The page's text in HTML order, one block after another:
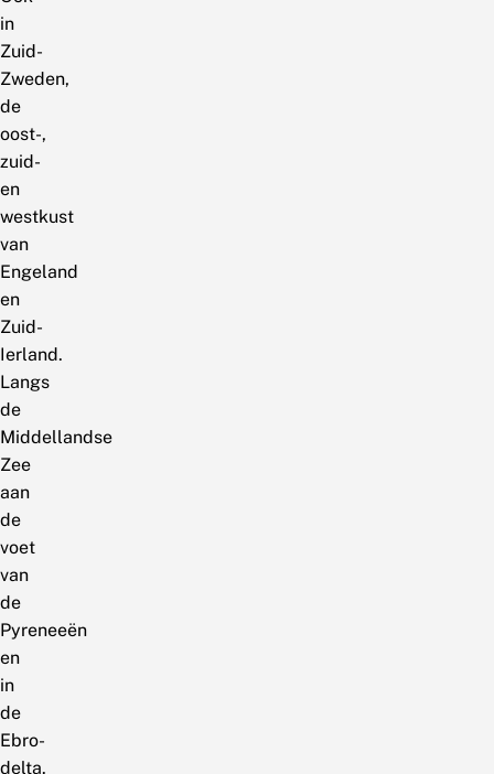
in
Zuid-
Zweden,
de
oost-,
zuid-
en
westkust
van
Engeland
en
Zuid-
Ierland.
Langs
de
Middellandse
Zee
aan
de
voet
van
de
Pyreneeën
en
in
de
Ebro-
delta.